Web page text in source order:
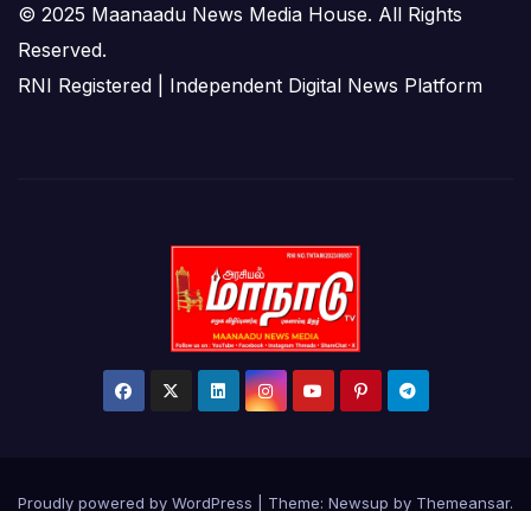
© 2025 Maanaadu News Media House. All Rights
Reserved.
RNI Registered | Independent Digital News Platform
Proudly powered by WordPress Theme: Newsup by Themeansar.